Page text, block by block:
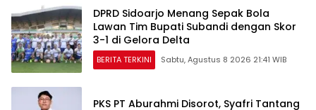
DPRD Sidoarjo Menang Sepak Bola
Lawan Tim Bupati Subandi dengan Skor
3-1 di Gelora Delta
BERITA TERKINI Sabtu, Agustus 8 2026 21:41 WIB
PKS PT Aburahmi Disorot, Syafri Tantang